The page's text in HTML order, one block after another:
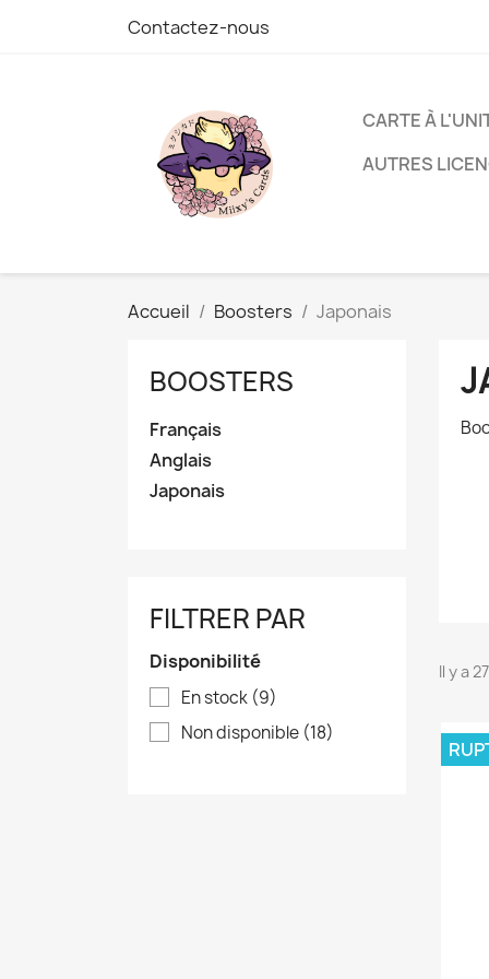
Contactez-nous
CARTE À
AUTRES
Accueil Boosters Japonais
BOOSTERS
Français
Anglais
Japonais
FILTRER PAR
Disponibilité
En stock (9)
Non disponible (18)
Il y a